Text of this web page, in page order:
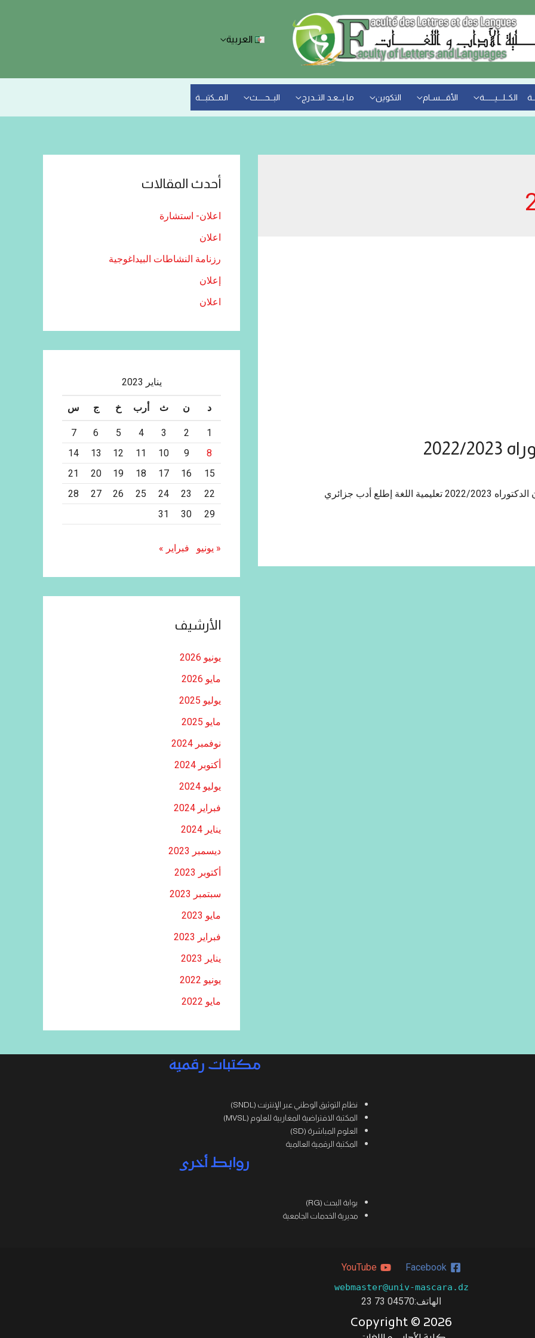
العربية
الكــلـــيــــــة الأقـــسـام التكوين ما بــعـد التــدرج البــحــــث المــكتبـــة
القوائم المؤقتة المترشحين لإجتياز إمتحان الدكتوراه 2022/2023 تعليمية اللغة إطلع أدب جزائري
أحدث المقالات
اعلان- استشارة
اعلان
رزنامة النشاطات البيداغوجية
إعلان
اعلان
يناير 2023
د ن ث أرب خ ج س
1
2
3
4
5
6
7
8
9
10
11
12
13
14
15
16
17
18
19
20
21
22
23
24
25
26
27
28
29
30
31
« يونيو فبراير »
الأرشيف
يونيو 2026
مايو 2026
يوليو 2025
مايو 2025
نوفمبر 2024
أكتوبر 2024
يوليو 2024
فبراير 2024
يناير 2024
ديسمبر 2023
أكتوبر 2023
سبتمبر 2023
مايو 2023
فبراير 2023
يناير 2023
يونيو 2022
مايو 2022
مكتبات رقمية
نظام التوثيق الوطني عبر الإنترنت (SNDL)
المكتبة الافتراضية المغاربية للعلوم (MVSL)
العلوم المباشرة (SD)
المكتبة الرقمية العالمية
روابط أخرى
بوابة البحث (RG)
مديرية الخدمات الجامعية
Facebook
YouTube
webmaster@univ-mascara.dz
الهاتف:04570 73 23
Copyright © 2026